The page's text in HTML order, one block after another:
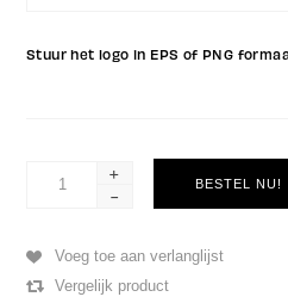
Stuur het logo in EPS of PNG
+
-